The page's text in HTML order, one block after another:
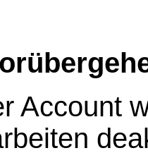
Account